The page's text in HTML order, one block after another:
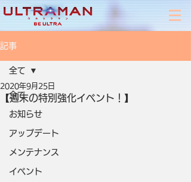
記事
全て
お知らせ
アップデート
メンテナンス
イベント
全て
【週末の特別強化イベント！】
2020年9月25日